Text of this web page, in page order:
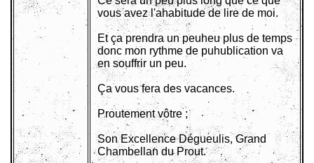
vous avez l'ahabitude de lire de moi.
Et ça prendra un peuheu plus de temps
donc mon rythme de puhublication va
en souffrir un peu.
Ça vous fera des vacances.
Proutement vôtre ;
Son Excellence Dégueulis, Grand
Chambellan du Prout.